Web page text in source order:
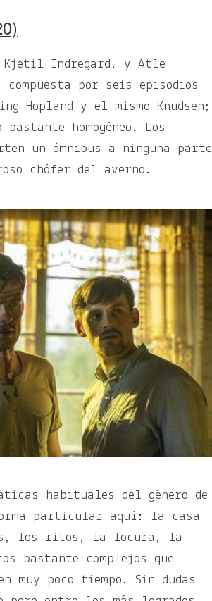
Indregard, y Atle
por seis episodios
Hopland y el mismo Knudsen;
homogéneo. Los
un ómnibus a ninguna parte
chófer del averno.
habituales del género de
particular aquí: la casa
los ritos, la locura, la
bastante complejos que
poco tiempo. Sin dudas